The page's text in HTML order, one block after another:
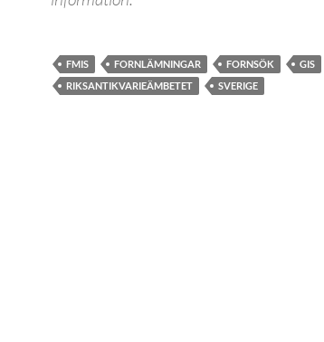
FMIS FORNLÄMNINGAR FORNSÖK GIS
RIKSANTIKVARIEÄMBETET
SVERIGE